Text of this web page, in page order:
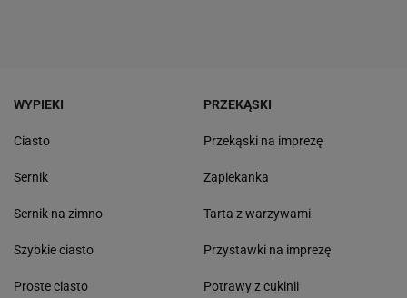
WYPIEKI
Ciasto
Sernik
Sernik na zimno
Szybkie ciasto
Proste ciasto
PRZEKĄSKI
Przekąski na imprezę
Zapiekanka
Tarta z warzywami
Przystawki na imprezę
Potrawy z cukinii